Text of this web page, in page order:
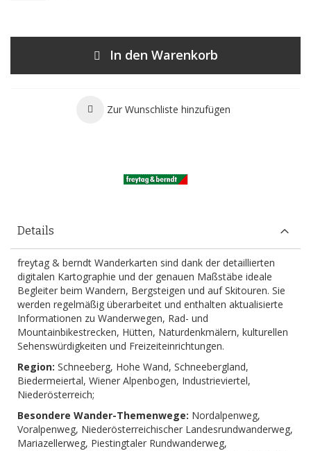
In den Warenkorb
Zur Wunschliste hinzufügen
Details
freytag & berndt Wanderkarten sind dank der detaillierten
digitalen Kartographie und der genauen Maßstäbe ideale
Begleiter beim Wandern, Bergsteigen und auf Skitouren. Sie
werden regelmäßig überarbeitet und enthalten aktualisierte
Informationen zu Wanderwegen, Rad- und
Mountainbikestrecken, Hütten, Naturdenkmälern, kulturellen
Sehenswürdigkeiten und Freizeiteinrichtungen.
Region: Schneeberg, Hohe Wand, Schneebergland,
Biedermeiertal, Wiener Alpenbogen, Industrieviertel,
Niederösterreich;
Besondere Wander-Themenwege: Nordalpenweg,
Voralpenweg, Niederösterreichischer Landesrundwanderweg,
Mariazellerweg, Piestingtaler Rundwanderweg,